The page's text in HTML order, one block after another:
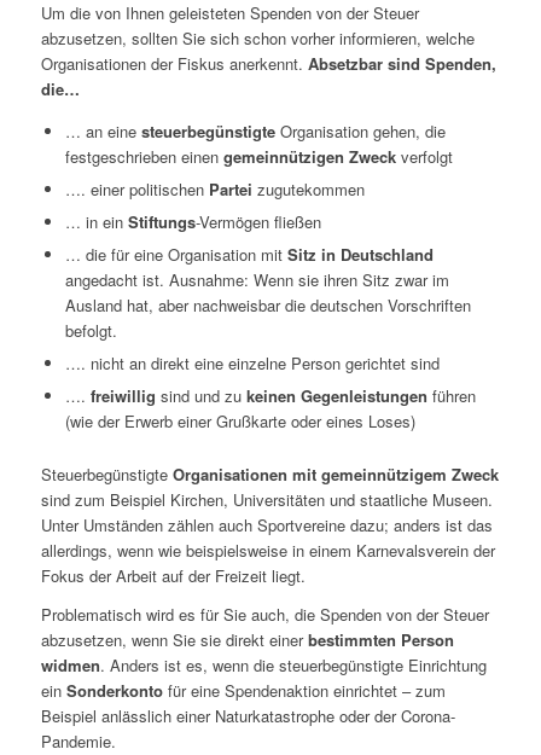
Um die von Ihnen geleisteten Spenden von der Steuer
abzusetzen, sollten Sie sich schon vorher informieren, welche
Organisationen der Fiskus anerkennt. Absetzbar sind Spenden,
die…
… an eine steuerbegünstigte Organisation gehen, die
festgeschrieben einengemeinnützigen Zweckverfolgt
…. einer politischen Partei zugutekommen
… in ein Stiftungs-Vermögen fließen
… die für eine Organisation mitSitz in Deutschland
angedacht ist. Ausnahme: Wenn sie ihren Sitz zwar im
Ausland hat, aber nachweisbar die deutschen Vorschriften
befolgt.
…. nicht an direkt eine einzelne Person gerichtet sind
…. freiwillig sind und zu keinen Gegenleistungen führen
(wie der Erwerb einer Grußkarte oder eines Loses)
Steuerbegünstigte Organisationen mit gemeinnützigem Zweck
sind zum Beispiel Kirchen, Universitäten und staatliche Museen.
Unter Umständen zählen auch Sportvereine dazu; anders ist das
allerdings, wenn wie beispielsweise in einem Karnevalsverein der
Fokus der Arbeit auf der Freizeit liegt.
Problematisch wird es für Sie auch, die Spenden von der Steuer
abzusetzen, wenn Sie sie direkt einerbestimmten Person
widmen. Anders ist es, wenn die steuerbegünstigte Einrichtung
ein Sonderkonto für eine Spendenaktion einrichtet – zum
Beispiel anlässlich einer Naturkatastrophe oder der Corona-
Pandemie.